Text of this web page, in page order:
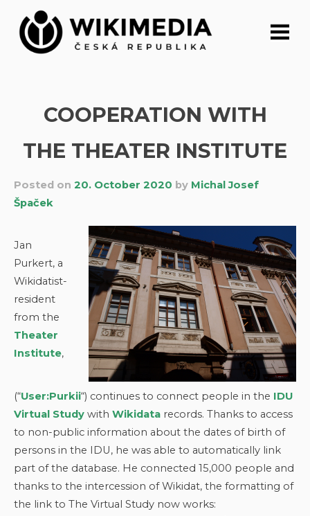
content
COOPERATION WITH
THE THEATER INSTITUTE
Posted on 20. October 2020 by Michal Josef
Špaček
Jan
Purkert, a
Wikidatist-
resident
from the
Theater
Institute,
(“User:Purkii“) continues to connect people in the IDU
Virtual Study with Wikidata records. Thanks to access
to non-public information about the dates of birth of
persons in the IDU, he was able to automatically link
part of the database. He connected 15,000 people and
thanks to the intercession of Wikidat, the formatting of
the link to The Virtual Study now works: